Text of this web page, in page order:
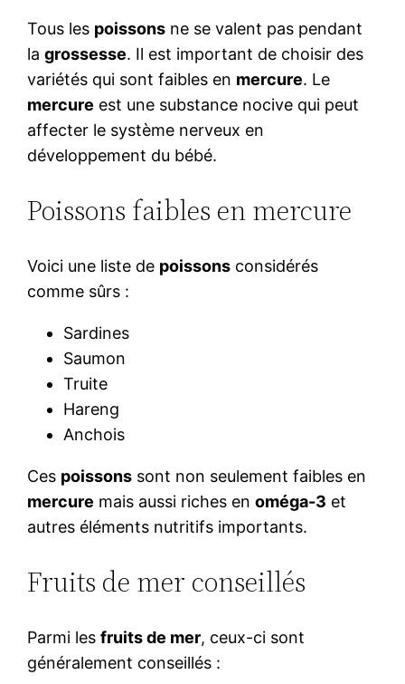
Tous les poissons ne se valent pas pendant
lagrossesse. Il est important de choisir des
variétés qui sont faibles en mercure. Le
mercure est une substance nocive qui peut
affecter le système nerveux en
développement du bébé.
Poissons faibles en mercure
Voici une liste de poissons considérés
comme sûrs :
Sardines
Saumon
Truite
Hareng
Anchois
Ces poissons sont non seulement faibles en
mercure mais aussi riches enoméga-3 et
autres éléments nutritifs importants.
Fruits de mer conseillés
Parmi lesfruits de mer, ceux-ci sont
généralement conseillés :